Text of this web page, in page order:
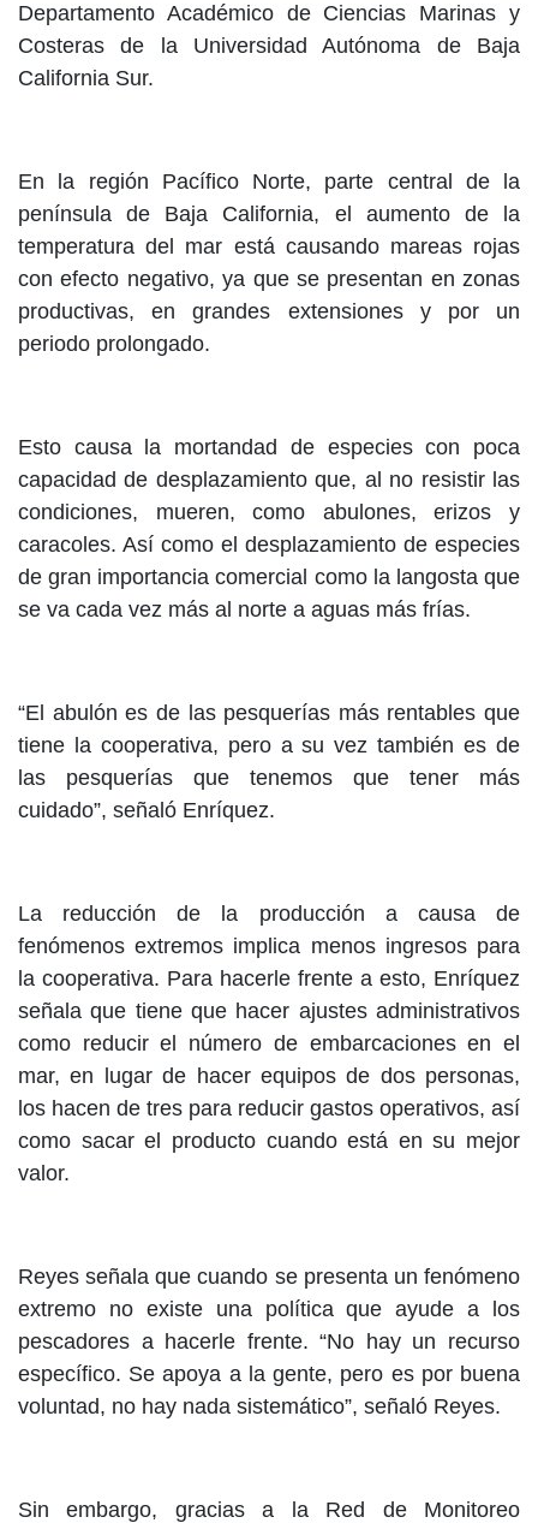
Departamento Académico de Ciencias Marinas y
Costeras de la Universidad Autónoma de Baja
California Sur.
En la región Pacífico Norte, parte central de la
península de Baja California, el aumento de la
temperatura del mar está causando mareas rojas
con efecto negativo, ya que se presentan en zonas
productivas, en grandes extensiones y por un
periodo prolongado.
Esto causa la mortandad de especies con poca
capacidad de desplazamiento que, al no resistir las
condiciones, mueren, como abulones, erizos y
caracoles. Así como el desplazamiento de especies
de gran importancia comercial como la langosta que
se va cada vez más al norte a aguas más frías.
“El abulón es de las pesquerías más rentables que
tiene la cooperativa, pero a su vez también es de
las pesquerías que tenemos que tener más
cuidado”, señaló Enríquez.
La reducción de la producción a causa de
fenómenos extremos implica menos ingresos para
la cooperativa. Para hacerle frente a esto, Enríquez
señala que tiene que hacer ajustes administrativos
como reducir el número de embarcaciones en el
mar, en lugar de hacer equipos de dos personas,
los hacen de tres para reducir gastos operativos, así
como sacar el producto cuando está en su mejor
valor.
Reyes señala que cuando se presenta un fenómeno
extremo no existe una política que ayude a los
pescadores a hacerle frente. “No hay un recurso
específico. Se apoya a la gente, pero es por buena
voluntad, no hay nada sistemático”, señaló Reyes.
Sin embargo, gracias a la Red de Monitoreo